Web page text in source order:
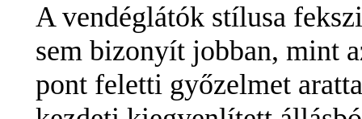
A vendéglátók stílusa
sem bizonyít jobban, mint
pont feletti győzelmet